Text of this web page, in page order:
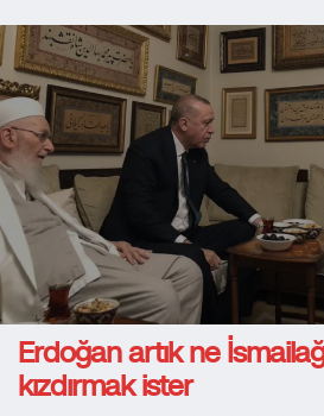
Erdoğan artık ne
kızdırmak ister